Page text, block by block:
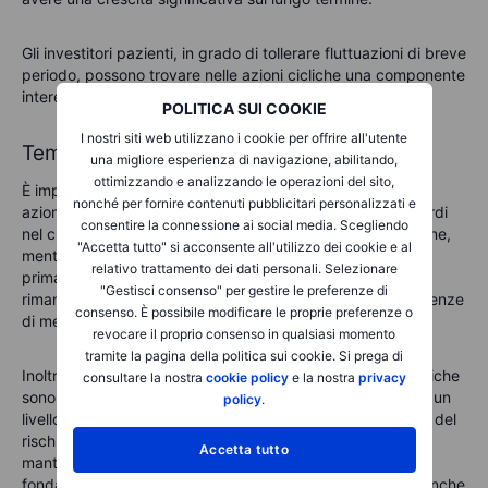
POLITICA SUI COOKIE
I nostri siti web utilizzano i cookie per offrire all'utente
una migliore esperienza di navigazione, abilitando,
ottimizzando e analizzando le operazioni del sito,
nonché per fornire contenuti pubblicitari personalizzati e
consentire la connessione ai social media. Scegliendo
"Accetta tutto" si acconsente all'utilizzo dei cookie e al
relativo trattamento dei dati personali. Selezionare
"Gestisci consenso" per gestire le preferenze di
consenso. È possibile modificare le proprie preferenze o
revocare il proprio consenso in qualsiasi momento
tramite la pagina della politica sui cookie. Si prega di
consultare la nostra cookie policye la nostra privacy
policy.
Accetta tutto
Gli investitori pazienti, in grado di tollerare fluttuazioni di breve
periodo, possono trovare nelle azioni cicliche una componente
interessante della propria strategia d’investimento.
Tempismo e considerazioni sul rischio
È importante notare che il tempismo degli investimenti in
azioni cicliche è un fattore rilevante. Acquistare troppo tardi
nel ciclo economico può esporre al rischio di una recessione,
mentre comprare troppo presto può far aspettare a lungo
prima di vedere rendimenti. Di conseguenza, è essenziale
rimanere aggiornati sugli indicatori economici e sulle tendenze
di mercato.
Inoltre, a causa della loro intrinseca volatilità, le azioni cicliche
sono spesso più adatte a investitori disposti a sopportare un
livello di rischio maggiore. Strategie adeguate di gestione del
rischio, come l’impostazione di ordini stop-loss e il
mantenimento di un portafoglio diversificato, sono
fondamentali per mitigare le perdite potenziali. Ricorda, anche